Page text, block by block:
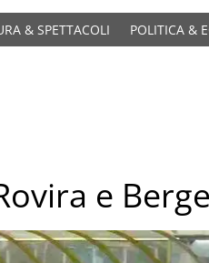
& SPETTACOLI POLITICA &
e